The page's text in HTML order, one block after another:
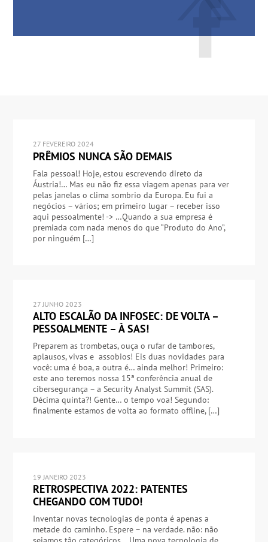
27 FEVEREIRO 2024
PRÊMIOS NUNCA SÃO DEMAIS
Fala pessoal! Hoje, estou escrevendo direto da
Áustria!… Mas eu não fiz essa viagem apenas para ver
pelas janelas o clima sombrio da Europa. Eu fui a
negócios – vários; em primeiro lugar – receber isso
aqui pessoalmente! -> …Quando a sua empresa é
premiada com nada menos do que “Produto do Ano”,
por ninguém […]
27 JUNHO 2023
ALTO ESCALÃO DA INFOSEC: DE VOLTA –
PESSOALMENTE – À SAS!
Preparem as trombetas, ouça o rufar de tambores,
aplausos, vivas e assobios! Eis duas novidades para
você: uma é boa, a outra é… ainda melhor! Primeiro:
este ano teremos nossa 15ª conferência anual de
cibersegurança – a Security Analyst Summit (SAS).
Décima quinta?! Gente… o tempo voa! Segundo:
finalmente estamos de volta ao formato offline, […]
19 JANEIRO 2023
RETROSPECTIVA 2022: PATENTES
CHEGANDO COM TUDO!
Inventar novas tecnologias de ponta é apenas a
metade do caminho. Espere – na verdade. não: não